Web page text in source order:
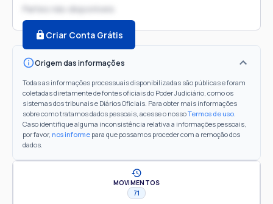
Partes não disponíveis
Criar Conta Grátis
Origem das informações
Todas as informações processuais disponibilizadas são públicas e foram
coletadas diretamente de fontes oficiais do Poder Judiciário, como os
sistemas dos tribunais e Diários Oficiais. Para obter mais informações
sobre como tratamos dados pessoais, acesse o nossoTermos de uso.
Caso identifique alguma inconsistência relativa a informações pessoais,
por favor, nos informe para que possamos proceder com a remoção dos
dados.
MOVIMENTOS
71